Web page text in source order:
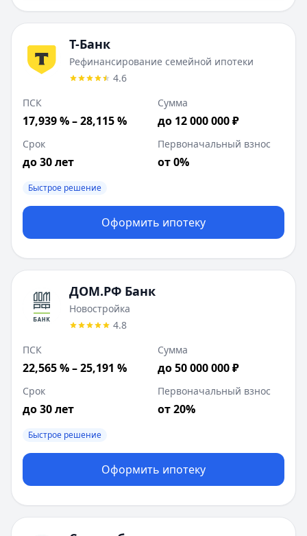
Т-Банк
Рефинансирование семейной ипотеки
4.6
ПСК
17,939 % – 28,115 %
Сумма
до 12 000 000 ₽
Срок
до 30 лет
Первоначальный взнос
от 0%
Быстрое решение
Оформить ипотеку
ДОМ.РФ Банк
Новостройка
4.8
ПСК
22,565 % – 25,191 %
Сумма
до 50 000 000 ₽
Срок
до 30 лет
Первоначальный взнос
от 20%
Быстрое решение
Оформить ипотеку